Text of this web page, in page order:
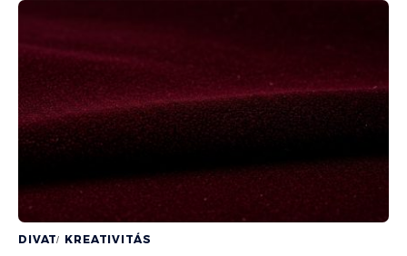
DIVAT KREATIVITÁS